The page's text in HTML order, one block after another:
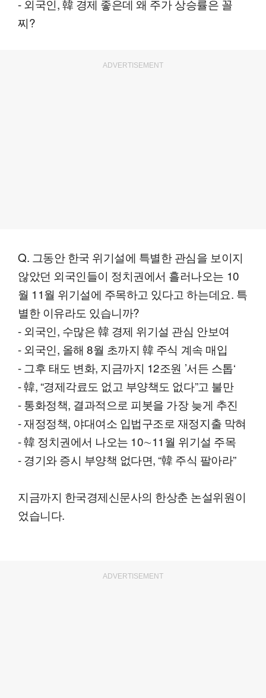
- 외국인, 韓 경제 좋은데 왜 주가 상승률은 꼴
찌?
ADVERTISEMENT
Q. 그동안 한국 위기설에 특별한 관심을 보이지
않았던 외국인들이 정치권에서 흘러나오는 10
월 11월 위기설에 주목하고 있다고 하는데요. 특
별한 이유라도 있습니까?
- 외국인, 수많은 韓 경제 위기설 관심 안보여
- 외국인, 올해 8월 초까지 韓 주식 계속 매입
- 그후 태도 변화, 지금까지 12조원 ’서든 스톱‘
- 韓, “경제각료도 없고 부양책도 없다”고 불만
- 통화정책, 결과적으로 피봇을 가장 늦게 추진
- 재정정책, 야대여소 입법구조로 재정지출 막혀
- 韓 정치권에서 나오는 10∼11월 위기설 주목
- 경기와 증시 부양책 없다면, “韓 주식 팔아라”
지금까지 한국경제신문사의 한상춘 논설위원이
었습니다.
ADVERTISEMENT